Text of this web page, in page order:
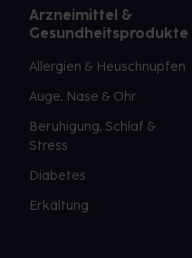
Arzneimittel &
Gesundheitsprodukte
Allergien & Heuschnupfen
Auge, Nase & Ohr
Beruhigung, Schlaf &
Stress
Diabetes
Erkältung